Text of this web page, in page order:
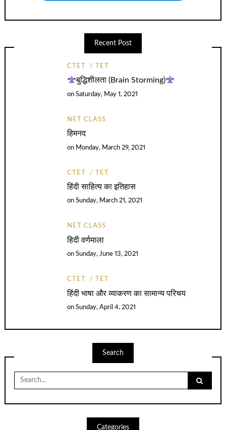
Recent Post
CTET TET
बुद्धिशीलता (Brain Storming)
onSaturday, May 1, 2021
NET CLASS
हिमनद
on Monday, March 29, 2021
CTET TET
हिंदी साहित्य का इतिहास
onSunday, March 21, 2021
NET CLASS
हिदी वर्णमाला
onSunday, June 13, 2021
CTET TET
हिंदी भाषा और व्याकरण का सामान्य परिचय
onSunday, April 4, 2021
Search
Search
for:
Categories